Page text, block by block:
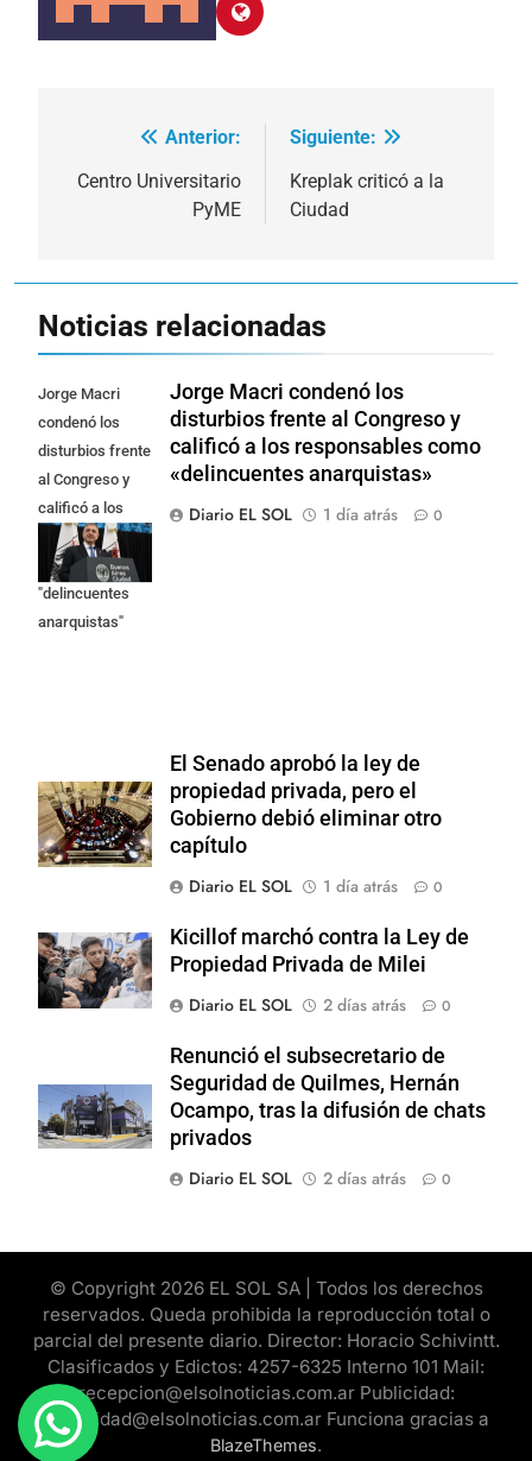
Navegación
de
Anterior:
Centro Universitario
PyME
Siguiente:
Kreplak criticó a la
Ciudad
Noticias relacionadas
Jorge Macri
condenó los
disturbios frente
al Congreso y
calificó a los
responsables
como
"delincuentes
anarquistas"
Jorge Macri condenó los
disturbios frente al Congreso y
calificó a los responsables como
«delincuentes anarquistas»
Diario EL SOL
1 día atrás 0
El Senado aprobó la ley de
propiedad privada, pero el
Gobierno debió eliminar otro
capítulo
Diario EL SOL
1 día atrás 0
Kicillof marchó contra la Ley de
Propiedad Privada de Milei
Diario EL SOL
2 días atrás 0
Renunció el subsecretario de
Seguridad de Quilmes, Hernán
Ocampo, tras la difusión de chats
privados
Diario EL SOL
2 días atrás 0
© Copyright 2026 EL SOL SA | Todos los derechos
reservados. Queda prohibida la reproducción total o
parcial del presente diario. Director: Horacio Schivintt.
Clasificados y Edictos: 4257-6325 Interno 101 Mail:
recepcion@elsolnoticias.com.ar Publicidad:
publicidad@elsolnoticias.com.ar Funciona gracias a
BlazeThemes.